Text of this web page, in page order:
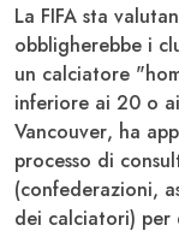
La FIFA sta
obbligherebbe i
un calciatore
inferiore ai 20 o
Vancouver, ha
processo di
(confederazioni,
dei calciatori)